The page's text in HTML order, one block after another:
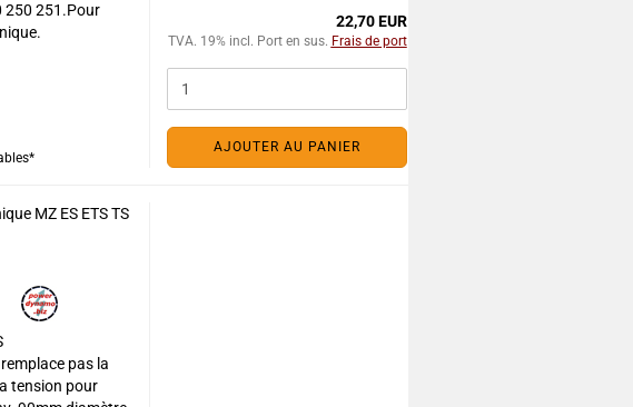
250 251.Pour
22,70 EUR
TVA. 19% incl. Port en sus. Frais de port
AJOUTER AU PANIER
MZ ES ETS TS
pas la
tension pour